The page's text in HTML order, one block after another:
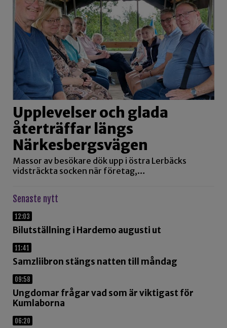
Upplevelser och glada
återträffar längs
Närkesbergsvägen
Massor av besökare dök upp i östra Lerbäcks
vidsträckta socken när företag,…
Senaste nytt
12:03
Bilutställning i Hardemo augusti ut
11:41
Samzliibron stängs natten till måndag
09:58
Ungdomar frågar vad som är viktigast för
Kumlaborna
06:20